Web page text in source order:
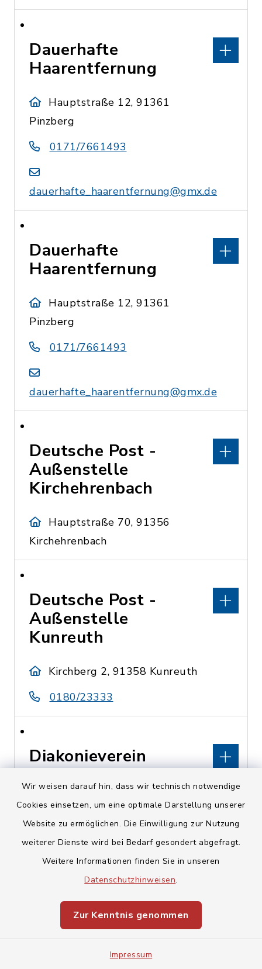
Wir weisen darauf hin, dass wir technisch notwendige
Cookies einsetzen, um eine optimale Darstellung unserer
Website zu ermöglichen. Die Einwilligung zur Nutzung
weiterer Dienste wird bei Bedarf gesondert abgefragt.
Weitere Informationen finden Sie in unseren
Datenschutzhinweisen.
Zur Kenntnis genommen
Impressum
Dauerhafte
Haarentfernung
Hauptstraße 12, 91361
Pinzberg
0171/7661493
dauerhafte_haarentfernung@gmx.de
Dauerhafte
Haarentfernung
Hauptstraße 12, 91361
Pinzberg
0171/7661493
dauerhafte_haarentfernung@gmx.de
Deutsche Post -
Außenstelle
Kirchehrenbach
Hauptstraße 70, 91356
Kirchehrenbach
Deutsche Post -
Außenstelle
Kunreuth
Kirchberg 2, 91358 Kunreuth
0180/23333
Diakonieverein
Kunreuth
Kirchberg 16, 91358
Kunreuth
www.kunreuth-
evangelisch.de